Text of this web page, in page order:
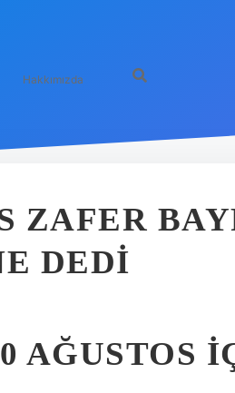
Hakkımızda
ZAFER
DEDI
AĞUSTOS